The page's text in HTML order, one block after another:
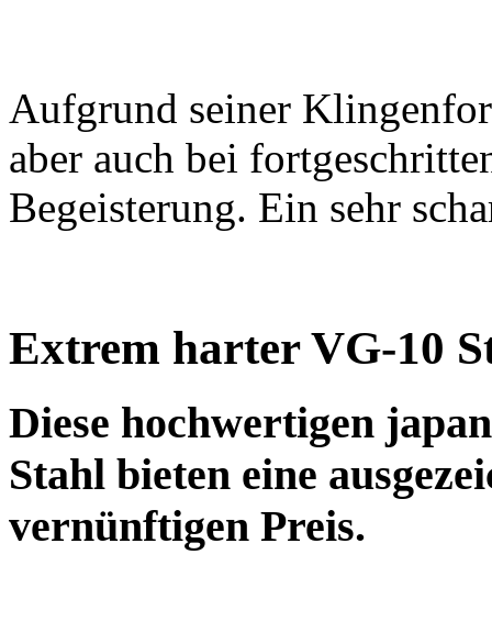
Aufgrund seiner
aber auch bei
Begeisterung. Ein sehr
Extrem harter VG-10
Diese hochwertigen
Stahl bieten eine
vernünftigen Preis.